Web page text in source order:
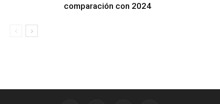
comparación con 2024